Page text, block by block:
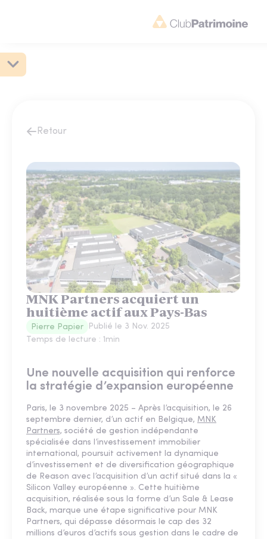
Retour
MNK Partners acquiert un
huitième actif aux Pays-Bas
Pierre Papier Publié le 3 Nov. 2025
Temps de lecture : 1min
Une nouvelle acquisition qui renforce
la stratégie d’expansion européenne
Paris, le 3 novembre 2025 – Après l’acquisition, le 26
septembre dernier, d’un actif en Belgique, MNK
Partners, société de gestion indépendante
spécialisée dans l’investissement immobilier
international, poursuit activement la dynamique
d’investissement et de diversification géographique
de Reason avec l’acquisition d’un actif situé dans la «
Silicon Valley européenne ». Cette huitième
acquisition, réalisée sous la forme d’un Sale & Lease
Back, marque une étape significative pour MNK
Partners, qui dépasse désormais le cap des 32
millions d’euros d’actifs sous gestion dans le cadre de